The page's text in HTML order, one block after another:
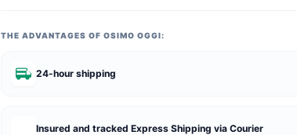
THE ADVANTAGES OF OSIMO OGGI:
24-hour shipping
Insured and tracked Express Shipping via Courier